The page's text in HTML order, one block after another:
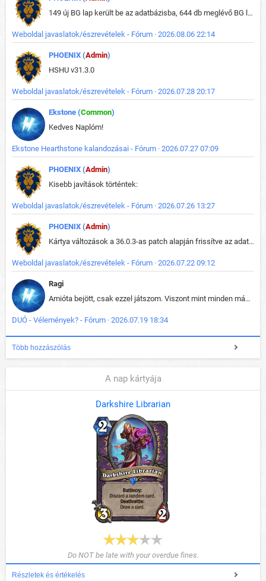
149 új BG lap került be az adatbázisba, 644 db meglévő BG lap módosult, bekerültek az új képek a megváltozott lapokhoz is.
Weboldal javaslatok/észrevételek - Fórum · 2026.08.06 22:14
PHOENIX (Admin)
HSHU v31.3.0
Weboldal javaslatok/észrevételek - Fórum · 2026.07.28 20:17
Ekstone (Common)
Kedves Naplóm!
Ekstone Hearthstone kalandozásai - Fórum · 2026.07.27 07:09
PHOENIX (Admin)
Kisebb javítások történtek:
Weboldal javaslatok/észrevételek - Fórum · 2026.07.26 13:27
PHOENIX (Admin)
Kártya változások a 36.0.3-as patch alapján frissítve az adatbázisban (képek is cserélve).
Weboldal javaslatok/észrevételek - Fórum · 2026.07.22 09:12
Ragi
Amióta bejött, csak ezzel játszom. Viszont mint minden más - akár az alapjáték is, ez is baromira összetett lett. Néha már pár kör után is esélytelen az egész. Vagy irreállisan túltápol valaki, vagy lelép a partner, vagy csak hülye mint a segg. És amikor eljönne az én időm, na akkor jön el mindenki másé is. Engem jobban érdekelne, hogy ki milyen ratingen szokott játszani. Na ez lenne egy érdekes adat.
DUÓ - Vélemények? - Fórum · 2026.07.19 18:34
Több hozzászólás
A nap kártyája
Darkshire Librarian
Do NOT be late with your overdue fines.
Részletek és értékelés